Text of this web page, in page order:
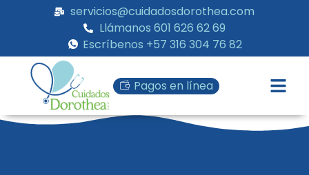
servicios@cuidadosdorothea.com
Llámanos 601 626 62 69
Escríbenos +57 316 304 76 82
Pagos en línea